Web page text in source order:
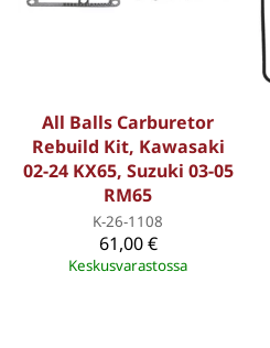
All Balls Carburetor
Rebuild Kit, Kawasaki
02-24 KX65, Suzuki 03-05
RM65
K-26-1108
61,00 €
Keskusvarastossa